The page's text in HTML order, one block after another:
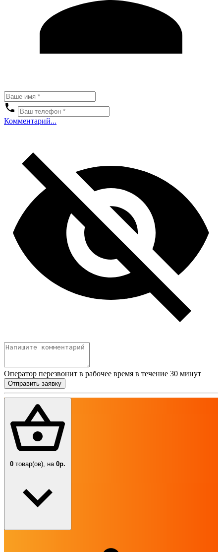
Комментарий...
Оператор перезвонит в рабочее время в течение 30 минут
Отправить заявку
0 товар(ов), на 0р.